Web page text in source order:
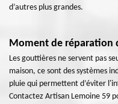
d’autres plus grandes.
Moment de réparation
Les gouttières ne servent pas
maison, ce sont des systèmes
pluie qui permettent d’éviter
Contactez Artisan Lemoine 59